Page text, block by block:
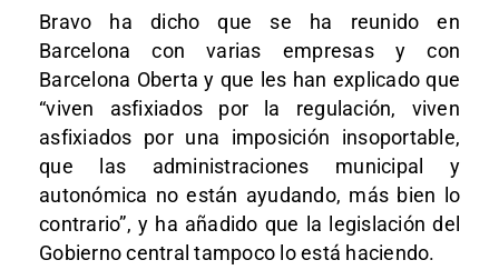
Bravo ha dicho que se ha reunido en
Barcelona con varias empresas y con
Barcelona Oberta y que les han explicado que
“viven asfixiados por la regulación, viven
asfixiados por una imposición insoportable,
que las administraciones municipal y
autonómica no están ayudando, más bien lo
contrario”, y ha añadido que la legislación del
Gobierno central tampoco lo está haciendo.